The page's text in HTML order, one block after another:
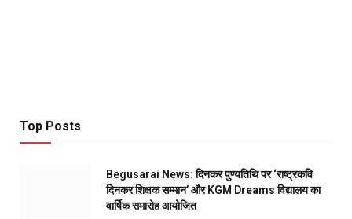
Top Posts
Begusarai News: दिनकर पुण्यतिथि पर ‘राष्ट्रकवि
दिनकर शिक्षक सम्मान’ और KGM Dreams विद्यालय का
वार्षिक समारोह आयोजित